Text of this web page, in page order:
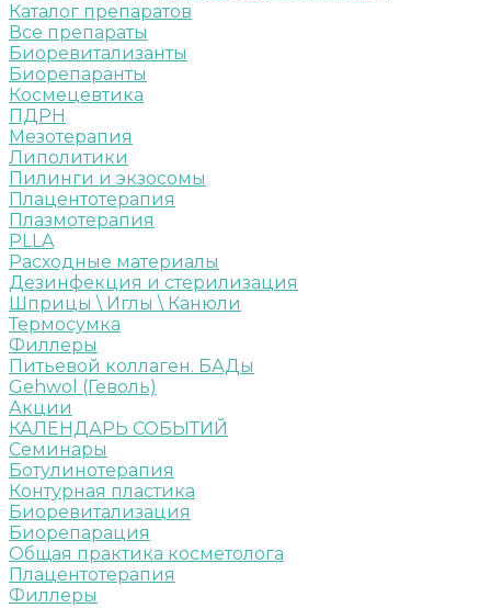
Каталог препаратов
Все препараты
Биоревитализанты
Биорепаранты
Космецевтика
ПДРН
Мезотерапия
Липолитики
Пилинги и экзосомы
Плацентотерапия
Плазмотерапия
PLLA
Расходные материалы
Дезинфекция и стерилизация
Шприцы \ Иглы \ Канюли
Термосумка
Филлеры
Питьевой коллаген. БАДы
Gehwol (Геволь)
Акции
КАЛЕНДАРЬ СОБЫТИЙ
Семинары
Ботулинотерапия
Контурная пластика
Биоревитализация
Биорепарация
Общая практика косметолога
Плацентотерапия
Филлеры